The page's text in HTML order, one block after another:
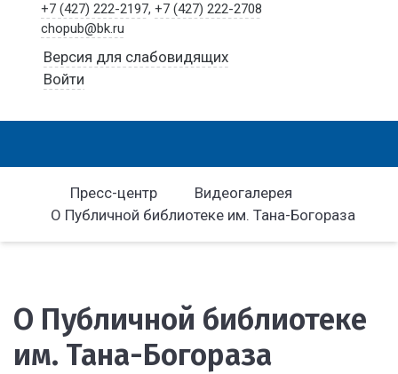
+7 (427) 222-2197,+7 (427) 222-2708
chopub@bk.ru
Версия для слабовидящих
Войти
Пресс-центр
Видеогалерея
О Публичной библиотеке им. Тана-Богораза
О Публичной библиотеке
им. Тана-Богораза